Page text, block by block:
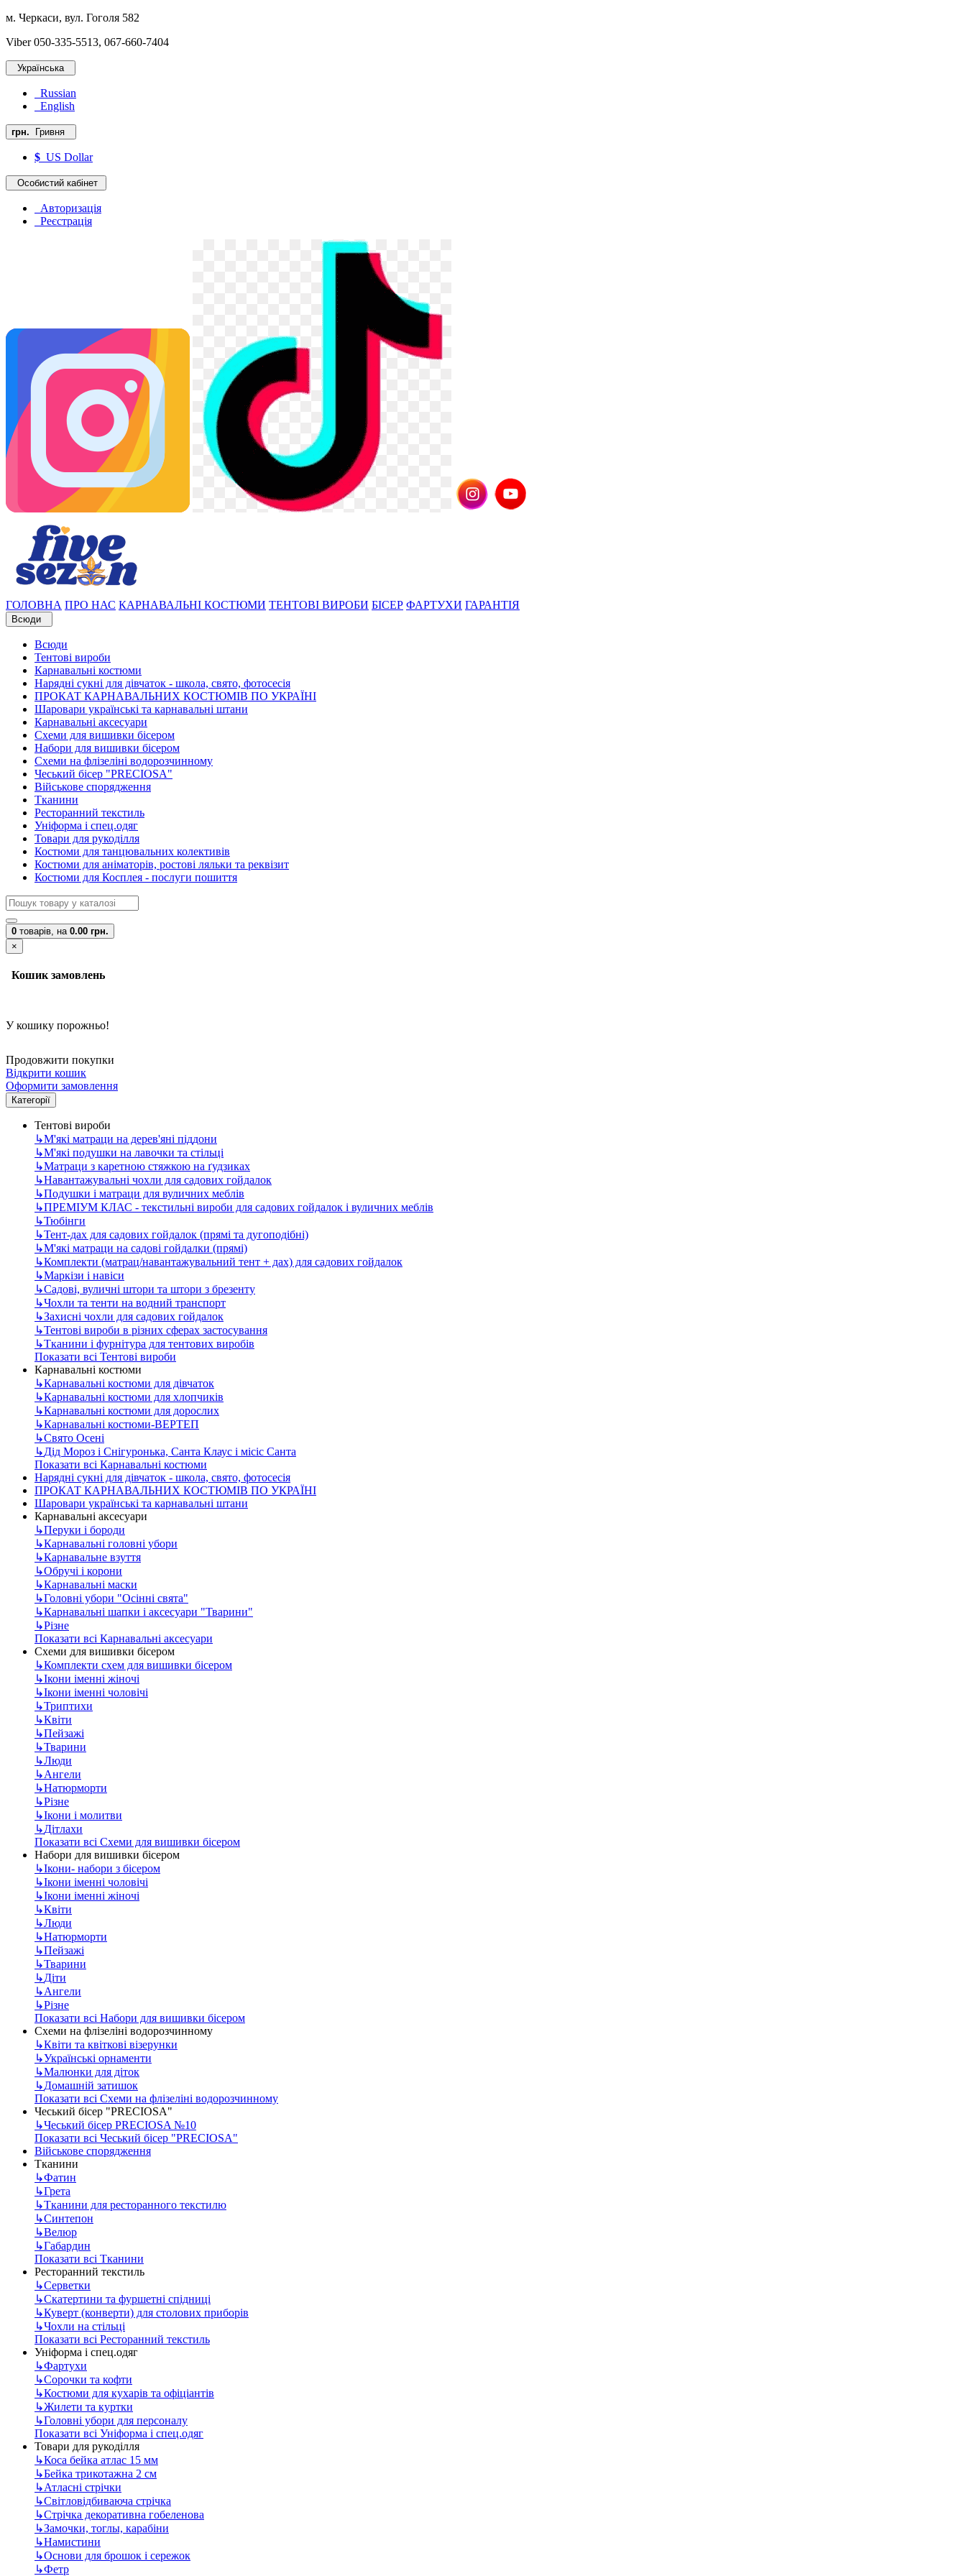
м. Черкаси, вул. Гоголя 582
Viber 050-335-5513, 067-660-7404
Українська
Russian
English
грн. Гривня
$ US Dollar
Особистий кабінет
Авторизація
Реєстрація
ГОЛОВНА ПРО НАС КАРНАВАЛЬНІ КОСТЮМИ ТЕНТОВІ ВИРОБИ БІСЕР ФАРТУХИ ГАРАНТІЯ
Всюди
Всюди
Тентові вироби
Карнавальні костюми
Нарядні сукні для дівчаток - школа, свято, фотосесія
ПРОКАТ КАРНАВАЛЬНИХ КОСТЮМІВ ПО УКРАЇНІ
Шаровари українські та карнавальні штани
Карнавальні аксесуари
Схеми для вишивки бісером
Набори для вишивки бісером
Схеми на флізеліні водорозчинному
Чеський бісер "PRECIOSA"
Військове спорядження
Тканини
Ресторанний текстиль
Уніформа і спец.одяг
Товари для рукоділля
Костюми для танцювальних колективів
Костюми для аніматорів, ростові ляльки та реквізит
Костюми для Косплея - послуги пошиття
0 товарів, на 0.00 грн.
×
Кошик замовлень
У кошику порожньо!
Продовжити покупки
Відкрити кошик
Оформити замовлення
Категорії
Тентові вироби
↳М'які матраци на дерев'яні піддони
↳М'які подушки на лавочки та стільці
↳Матраци з каретною стяжкою на ґудзиках
↳Навантажувальні чохли для садових гойдалок
↳Подушки і матраци для вуличних меблів
↳ПРЕМІУМ КЛАС - текстильні вироби для садових гойдалок і вуличних меблів
↳Тюбінги
↳Тент-дах для садових гойдалок (прямі та дугоподібні)
↳М'які матраци на садові гойдалки (прямі)
↳Комплекти (матрац/навантажувальний тент + дах) для садових гойдалок
↳Маркізи і навіси
↳Садові, вуличні штори та штори з брезенту
↳Чохли та тенти на водний транспорт
↳Захисні чохли для садових гойдалок
↳Тентові вироби в різних сферах застосування
↳Тканини і фурнітура для тентових виробів
Показати всі Тентові вироби
Карнавальні костюми
↳Карнавальні костюми для дівчаток
↳Карнавальні костюми для хлопчиків
↳Карнавальні костюми для дорослих
↳Карнавальні костюми-ВЕРТЕП
↳Свято Осені
↳Дід Мороз і Снігуронька, Санта Клаус і місіс Санта
Показати всі Карнавальні костюми
Нарядні сукні для дівчаток - школа, свято, фотосесія
ПРОКАТ КАРНАВАЛЬНИХ КОСТЮМІВ ПО УКРАЇНІ
Шаровари українські та карнавальні штани
Карнавальні аксесуари
↳Перуки і бороди
↳Карнавальні головні убори
↳Карнавальне взуття
↳Обручі і корони
↳Карнавальні маски
↳Головні убори "Осінні свята"
↳Карнавальні шапки і аксесуари "Тварини"
↳Різне
Показати всі Карнавальні аксесуари
Схеми для вишивки бісером
↳Комплекти схем для вишивки бісером
↳Ікони іменні жіночі
↳Ікони іменні чоловічі
↳Триптихи
↳Квіти
↳Пейзажі
↳Тварини
↳Люди
↳Ангели
↳Натюрморти
↳Різне
↳Ікони і молитви
↳Дітлахи
Показати всі Схеми для вишивки бісером
Набори для вишивки бісером
↳Ікони- набори з бісером
↳Ікони іменні чоловічі
↳Ікони іменні жіночі
↳Квіти
↳Люди
↳Натюрморти
↳Пейзажі
↳Тварини
↳Діти
↳Ангели
↳Різне
Показати всі Набори для вишивки бісером
Схеми на флізеліні водорозчинному
↳Квіти та квіткові візерунки
↳Українські орнаменти
↳Малюнки для діток
↳Домашній затишок
Показати всі Схеми на флізеліні водорозчинному
Чеський бісер "PRECIOSA"
↳Чеський бісер PRECIOSA №10
Показати всі Чеський бісер "PRECIOSA"
Військове спорядження
Тканини
↳Фатин
↳Грета
↳Тканини для ресторанного текстилю
↳Синтепон
↳Велюр
↳Габардин
Показати всі Тканини
Ресторанний текстиль
↳Серветки
↳Скатертини та фуршетні спідниці
↳Куверт (конверти) для столових приборів
↳Чохли на стільці
Показати всі Ресторанний текстиль
Уніформа і спец.одяг
↳Фартухи
↳Сорочки та кофти
↳Костюми для кухарів та офіціантів
↳Жилети та куртки
↳Головні убори для персоналу
Показати всі Уніформа і спец.одяг
Товари для рукоділля
↳Коса бейка атлас 15 мм
↳Бейка трикотажна 2 см
↳Атласні стрічки
↳Світловідбиваюча стрічка
↳Стрічка декоративна гобеленова
↳Замочки, тоглы, карабіни
↳Намистини
↳Основи для брошок і сережок
↳Фетр